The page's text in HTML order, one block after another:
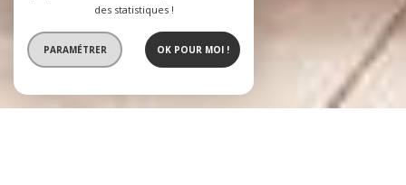
des statistiques !
PARAMÉTRER OK POUR MOI !